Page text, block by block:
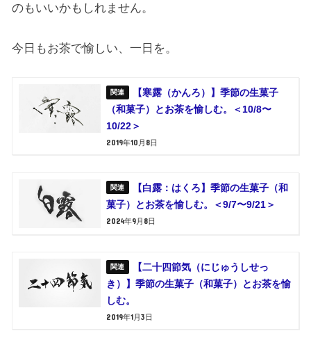
のもいいかもしれません。
今日もお茶で愉しい、一日を。
【寒露（かんろ）】季節の生菓子
（和菓子）とお茶を愉しむ。＜10/8〜
10/22＞
2019年10月8日
【白露：はくろ】季節の生菓子（和
菓子）とお茶を愉しむ。＜9/7〜9/21＞
2024年9月8日
【二十四節気（にじゅうしせっ
き）】季節の生菓子（和菓子）とお茶を愉
しむ。
2019年1月3日